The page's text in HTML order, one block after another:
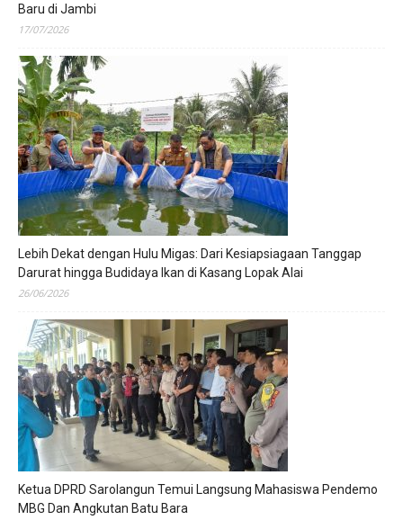
Baru di Jambi
17/07/2026
Lebih Dekat dengan Hulu Migas: Dari Kesiapsiagaan Tanggap
Darurat hingga Budidaya Ikan di Kasang Lopak Alai
26/06/2026
Ketua DPRD Sarolangun Temui Langsung Mahasiswa Pendemo
MBG Dan Angkutan Batu Bara